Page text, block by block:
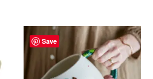
Save